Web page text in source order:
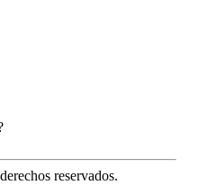
reservados.